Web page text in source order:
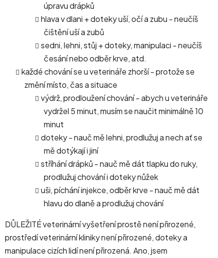
úpravu drápků
hlava v dlani + doteky uší, očí a zubu - neučíš
čištění uší a zubů
sedni, lehni, stůj + doteky, manipulaci - neučíš
česání nebo odběr krve, atd.
každé chování se u veterináře zhorší - protože se
změní místo, čas a situace
výdrž, prodloužení chování - abych u veterináře
vydržel 5 minut, musím se naučit minimálně 10
minut
doteky - nauč mě lehni, prodlužuj a nech ať se
mě dotýkají i jiní
stříhání drápků - nauč mě dát tlapku do ruky,
prodlužuj chování i doteky nůžek
uši, píchání injekce, odběr krve - nauč mě dát
hlavu do dlaně a prodlužuj chování
DŮLEŽITÉ veterinární vyšetření prostě není přirozené,
prostředí veterinární kliniky není přirozené, doteky a
manipulace cizích lidí není přirozená. Ano, jsem